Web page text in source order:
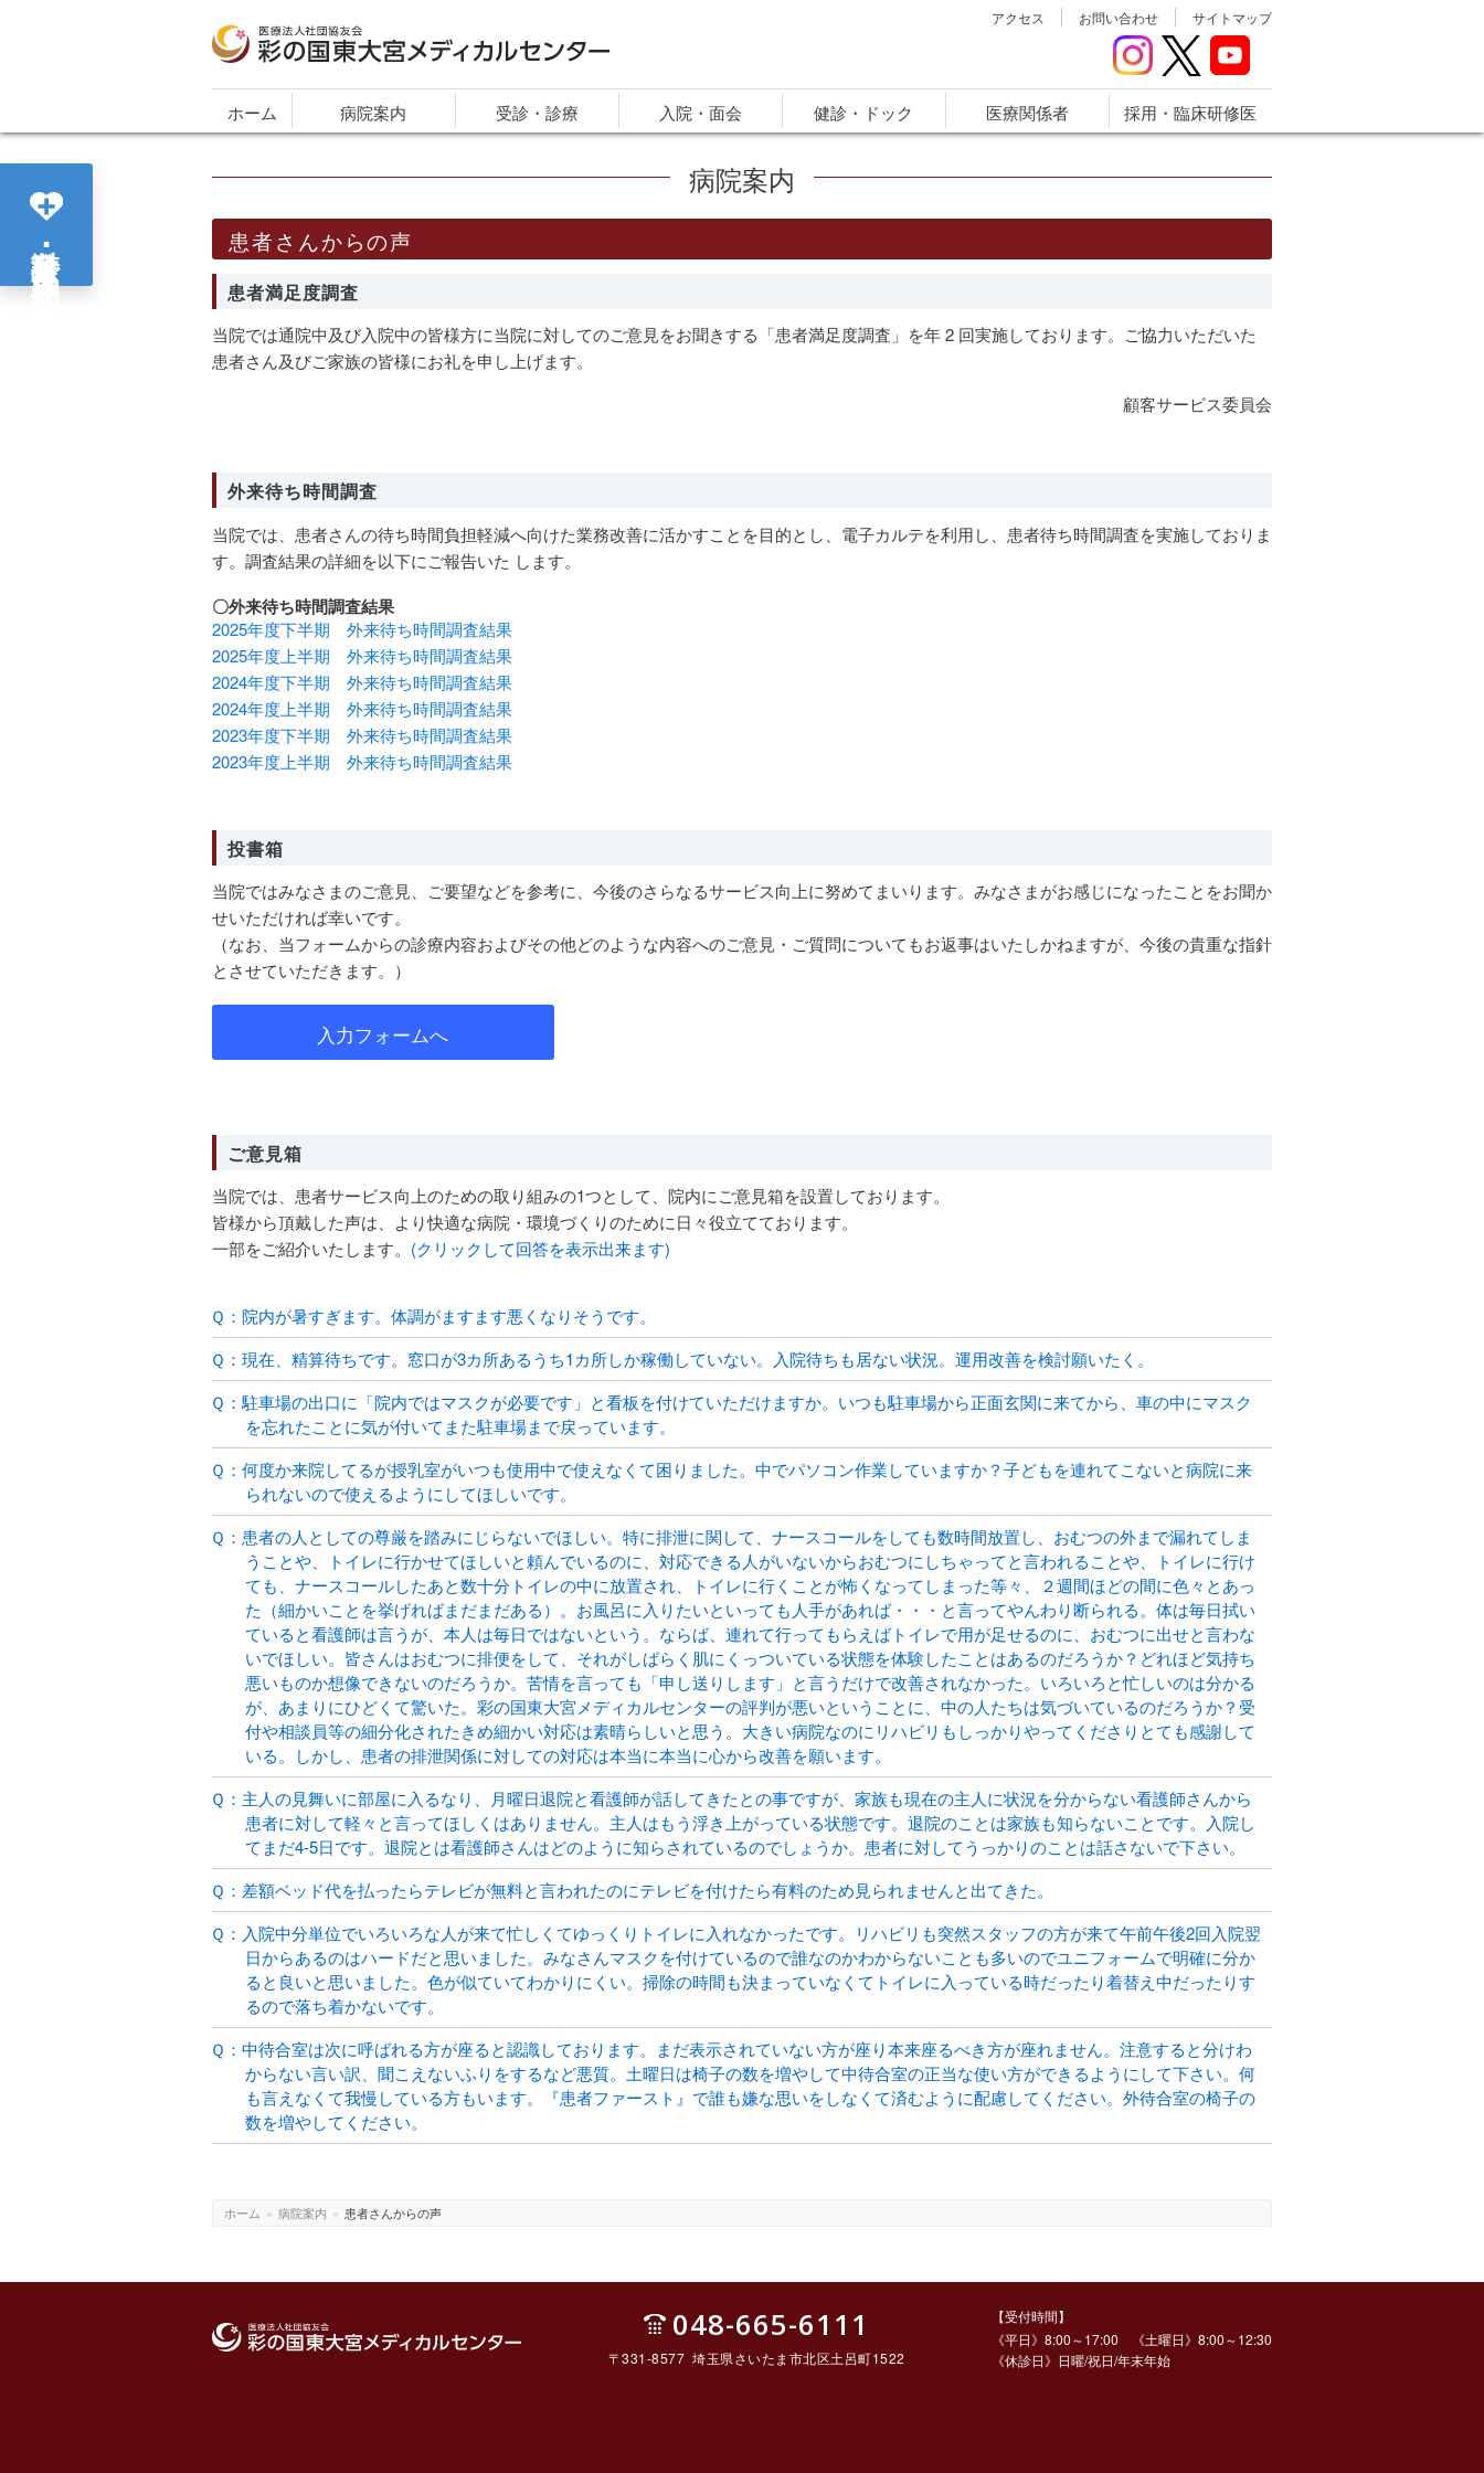
アクセス お問い合わせ サイトマップ
各診療科･部門紹介
ホーム 病院案内 受診・診療 入院・面会 健診・ドック 医療関係者 採用・臨床研修医
病院案内
患者さんからの声
患者満足度調査
当院では通院中及び入院中の皆様方に当院に対してのご意見をお聞きする「患者満足度調査」を年 2 回実施しております。ご協力いただいた
患者さん及びご家族の皆様にお礼を申し上げます。
顧客サービス委員会
外来待ち時間調査
当院では、患者さんの待ち時間負担軽減へ向けた業務改善に活かすことを目的とし、電子カルテを利用し、患者待ち時間調査を実施しておりま
す。調査結果の詳細を以下にご報告いた します。
〇外来待ち時間調査結果
2025年度下半期 外来待ち時間調査結果
2025年度上半期 外来待ち時間調査結果
2024年度下半期 外来待ち時間調査結果
2024年度上半期 外来待ち時間調査結果
2023年度下半期 外来待ち時間調査結果
2023年度上半期 外来待ち時間調査結果
投書箱
当院ではみなさまのご意見、ご要望などを参考に、今後のさらなるサービス向上に努めてまいります。みなさまがお感じになったことをお聞か
せいただければ幸いです。
（なお、当フォームからの診療内容およびその他どのような内容へのご意見・ご質問についてもお返事はいたしかねますが、今後の貴重な指針
とさせていただきます。）
入力フォームへ
ご意見箱
当院では、患者サービス向上のための取り組みの1つとして、院内にご意見箱を設置しております。
皆様から頂戴した声は、より快適な病院・環境づくりのために日々役立てております。
一部をご紹介いたします。 (クリックして回答を表示出来ます)
Ｑ：院内が暑すぎます。体調がますます悪くなりそうです。
Ｑ：現在、精算待ちです。窓口が3カ所あるうち1カ所しか稼働していない。入院待ちも居ない状況。運用改善を検討願いたく。
Ｑ：駐車場の出口に「院内ではマスクが必要です」と看板を付けていただけますか。いつも駐車場から正面玄関に来てから、車の中にマスク
を忘れたことに気が付いてまた駐車場まで戻っています。
Ｑ：何度か来院してるが授乳室がいつも使用中で使えなくて困りました。中でパソコン作業していますか？子どもを連れてこないと病院に来
られないので使えるようにしてほしいです。
Ｑ：患者の人としての尊厳を踏みにじらないでほしい。特に排泄に関して、ナースコールをしても数時間放置し、おむつの外まで漏れてしま
うことや、トイレに行かせてほしいと頼んでいるのに、対応できる人がいないからおむつにしちゃってと言われることや、トイレに行け
ても、ナースコールしたあと数十分トイレの中に放置され、トイレに行くことが怖くなってしまった等々、２週間ほどの間に色々とあっ
た（細かいことを挙げればまだまだある）。お風呂に入りたいといっても人手があれば・・・と言ってやんわり断られる。体は毎日拭い
ていると看護師は言うが、本人は毎日ではないという。ならば、連れて行ってもらえばトイレで用が足せるのに、おむつに出せと言わな
いでほしい。皆さんはおむつに排便をして、それがしばらく肌にくっついている状態を体験したことはあるのだろうか？どれほど気持ち
悪いものか想像できないのだろうか。苦情を言っても「申し送りします」と言うだけで改善されなかった。いろいろと忙しいのは分かる
が、あまりにひどくて驚いた。彩の国東大宮メディカルセンターの評判が悪いということに、中の人たちは気づいているのだろうか？受
付や相談員等の細分化されたきめ細かい対応は素晴らしいと思う。大きい病院なのにリハビリもしっかりやってくださりとても感謝して
いる。しかし、患者の排泄関係に対しての対応は本当に本当に心から改善を願います。
Ｑ：主人の見舞いに部屋に入るなり、月曜日退院と看護師が話してきたとの事ですが、家族も現在の主人に状況を分からない看護師さんから
患者に対して軽々と言ってほしくはありません。主人はもう浮き上がっている状態です。退院のことは家族も知らないことです。入院し
てまだ4-5日です。退院とは看護師さんはどのように知らされているのでしょうか。患者に対してうっかりのことは話さないで下さい。
Ｑ：差額ベッド代を払ったらテレビが無料と言われたのにテレビを付けたら有料のため見られませんと出てきた。
Ｑ：入院中分単位でいろいろな人が来て忙しくてゆっくりトイレに入れなかったです。リハビリも突然スタッフの方が来て午前午後2回入院翌
日からあるのはハードだと思いました。みなさんマスクを付けているので誰なのかわからないことも多いのでユニフォームで明確に分か
ると良いと思いました。色が似ていてわかりにくい。掃除の時間も決まっていなくてトイレに入っている時だったり着替え中だったりす
るので落ち着かないです。
Ｑ：中待合室は次に呼ばれる方が座ると認識しております。まだ表示されていない方が座り本来座るべき方が座れません。注意すると分けわ
からない言い訳、聞こえないふりをするなど悪質。土曜日は椅子の数を増やして中待合室の正当な使い方ができるようにして下さい。何
も言えなくて我慢している方もいます。『患者ファースト』で誰も嫌な思いをしなくて済むように配慮してください。外待合室の椅子の
数を増やしてください。
ホーム » 病院案内 » 患者さんからの声
048-665-6111
〒331-8577 埼玉県さいたま市北区土呂町1522
【受付時間】
《平日》8:00～17:00 《土曜日》8:00～12:30
《休診日》日曜/祝日/年末年始